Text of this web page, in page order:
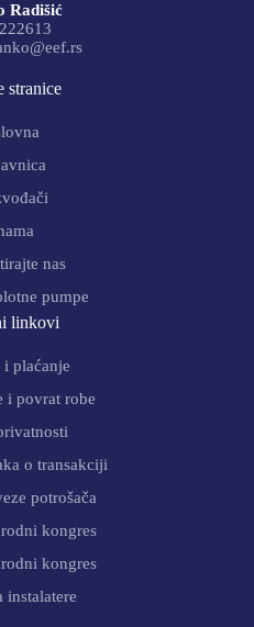
Radišić
stranice
nas
pumpe
linkovi
i plaćanje
i povrat robe
o transakciji
potrošača
kongres
kongres
instalatere